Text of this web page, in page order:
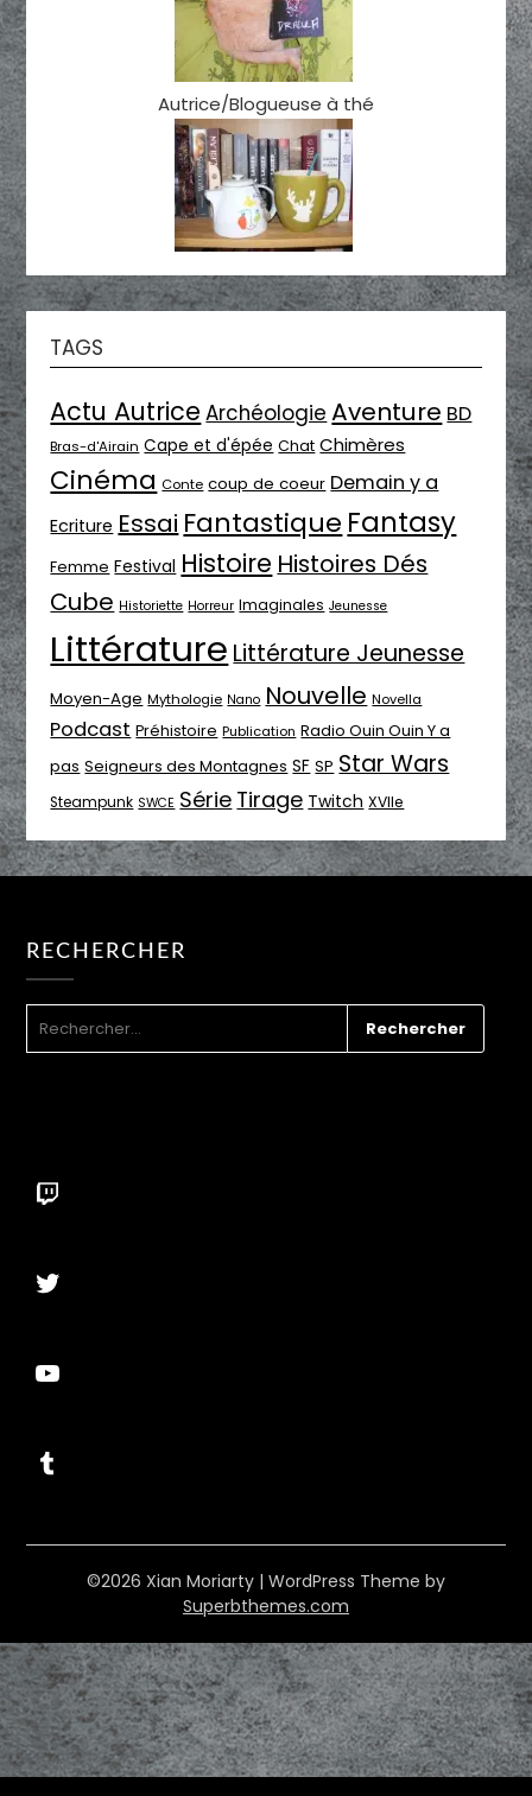
Autrice/Blogueuse à thé
TAGS
Actu Autrice Archéologie Aventure BD
Bras-d'Airain Cape et d'épée Chat Chimères
Cinéma Conte coup de coeur Demain y a
Ecriture Essai Fantastique Fantasy
Femme Festival Histoire Histoires Dés
Cube Historiette Horreur Imaginales Jeunesse
Littérature Littérature Jeunesse
Moyen-Age Mythologie Nano Nouvelle Novella
Podcast Préhistoire Publication Radio Ouin Ouin Y a
pas Seigneurs des Montagnes SF SP Star Wars
Steampunk SWCE Série Tirage Twitch XVIIe
RECHERCHER
Twitch
Twitter
YouTube
Tumblr
©2026 Xian Moriarty | WordPress Theme by
Superbthemes.com